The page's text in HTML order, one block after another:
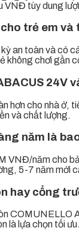
VNĐ tùy dung
trẻ em
an toàn và có
không chơi gần
24V
hơn cho nhà ở,
và chất lượng.
năm là
VNĐ/năm cho
5-7 năm mới
hay cổng
COMUNELLO
là lựa chọn tối ưu.